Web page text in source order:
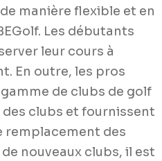
manière flexible et en
Les débutants
leur cours à
En outre, les pros
de clubs de golf
clubs et fournissent
remplacement des
nouveaux clubs, il est